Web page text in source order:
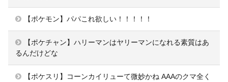
【ポケモン】パパこれ欲しい！！！！！
【ポケチャン】ハリーマンはヤリーマンになれる素質はあ
るんだけどな
【ポケスリ】コーンカイリューて微妙かね AAAのクマ全く